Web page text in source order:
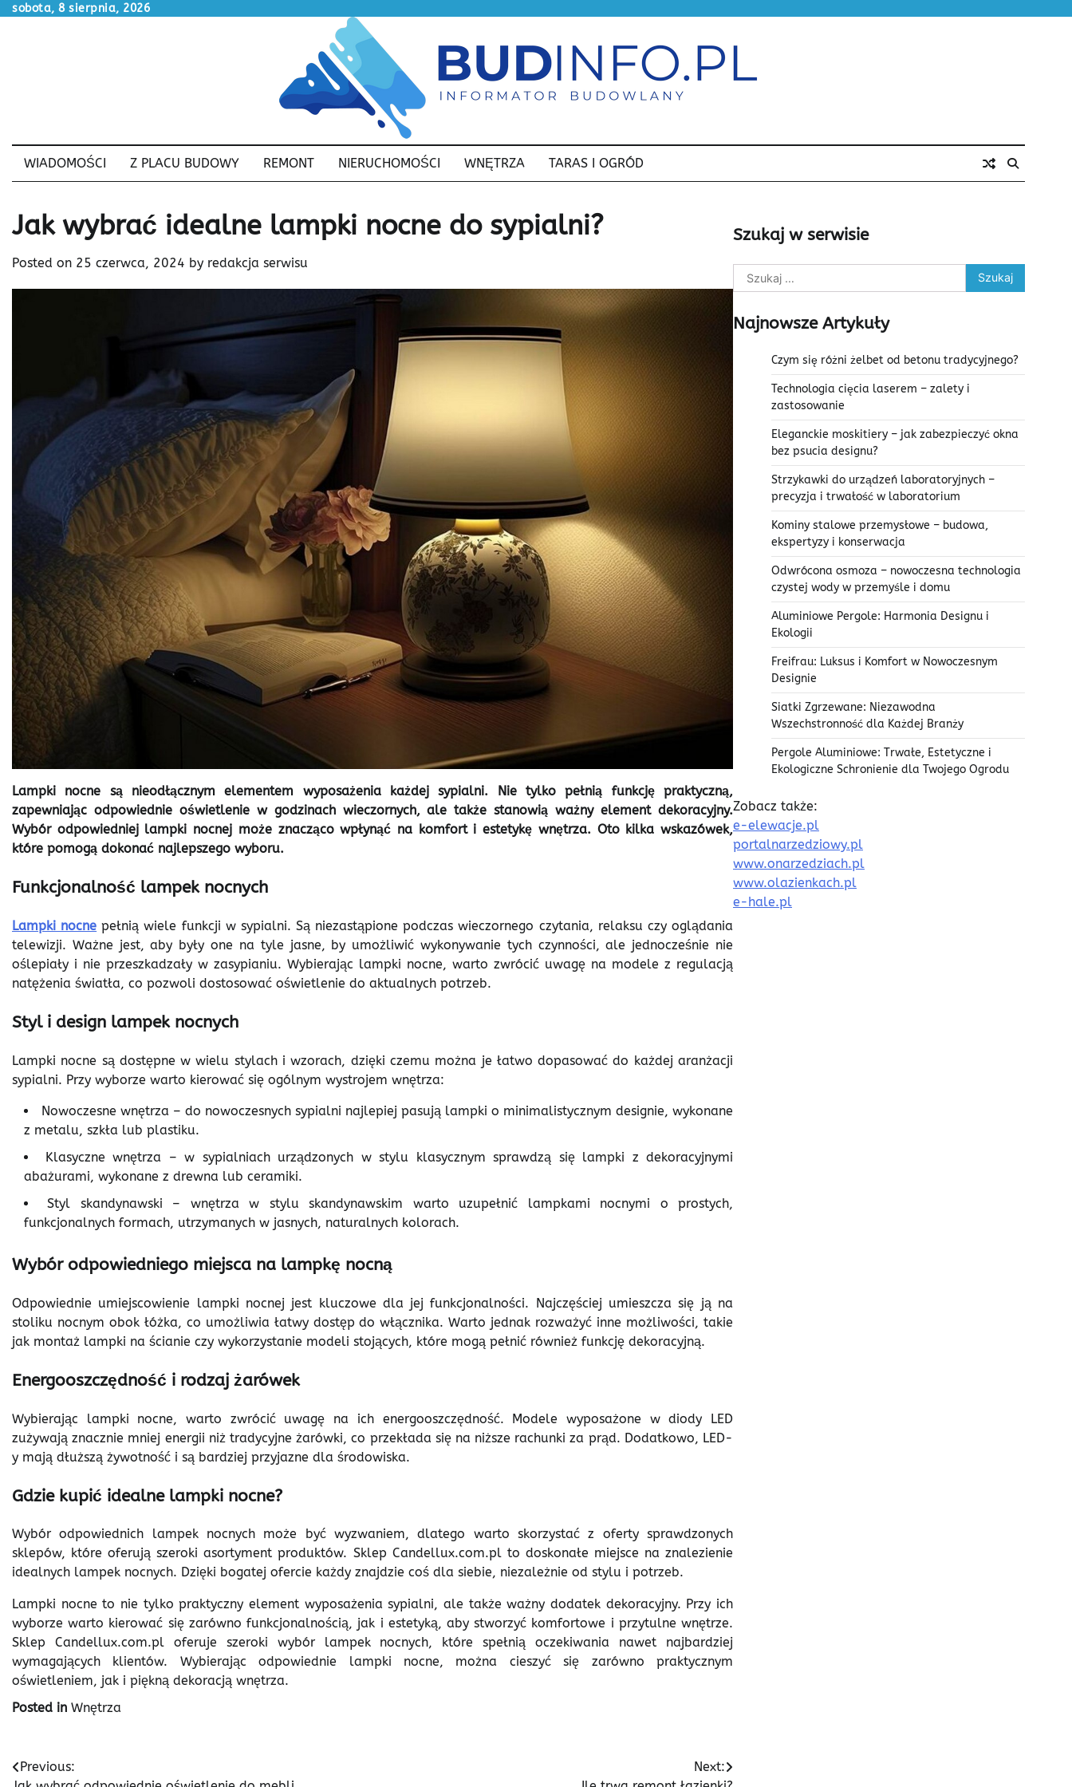
Skipsobota, 8 sierpnia, 2026
WIADOMOŚCI Z PLACU BUDOWY REMONT NIERUCHOMOŚCI WNĘTRZA TARAS I OGRÓD
Jak wybrać idealne lampki nocne do sypialni?
Posted on 25 czerwca, 2024 by redakcja serwisu
Lampki nocne są nieodłącznym elementem wyposażenia każdej sypialni. Nie tylko pełnią funkcję praktyczną,
zapewniając odpowiednie oświetlenie w godzinach wieczornych, ale także stanowią ważny element dekoracyjny.
Wybór odpowiedniej lampki nocnej może znacząco wpłynąć na komfort i estetykę wnętrza. Oto kilka wskazówek,
które pomogą dokonać najlepszego wyboru.
Funkcjonalność lampek nocnych
Lampki nocne pełnią wiele funkcji w sypialni. Są niezastąpione podczas wieczornego czytania, relaksu czy oglądania
telewizji. Ważne jest, aby były one na tyle jasne, by umożliwić wykonywanie tych czynności, ale jednocześnie nie
oślepiały i nie przeszkadzały w zasypianiu. Wybierając lampki nocne, warto zwrócić uwagę na modele z regulacją
natężenia światła, co pozwoli dostosować oświetlenie do aktualnych potrzeb.
Styl i design lampek nocnych
Lampki nocne są dostępne w wielu stylach i wzorach, dzięki czemu można je łatwo dopasować do każdej aranżacji
sypialni. Przy wyborze warto kierować się ogólnym wystrojem wnętrza:
Nowoczesne wnętrza – do nowoczesnych sypialni najlepiej pasują lampki o minimalistycznym designie, wykonane
z metalu, szkła lub plastiku.
Klasyczne wnętrza – w sypialniach urządzonych w stylu klasycznym sprawdzą się lampki z dekoracyjnymi
abażurami, wykonane z drewna lub ceramiki.
Styl skandynawski – wnętrza w stylu skandynawskim warto uzupełnić lampkami nocnymi o prostych,
funkcjonalnych formach, utrzymanych w jasnych, naturalnych kolorach.
Wybór odpowiedniego miejsca na lampkę nocną
Odpowiednie umiejscowienie lampki nocnej jest kluczowe dla jej funkcjonalności. Najczęściej umieszcza się ją na
stoliku nocnym obok łóżka, co umożliwia łatwy dostęp do włącznika. Warto jednak rozważyć inne możliwości, takie
jak montaż lampki na ścianie czy wykorzystanie modeli stojących, które mogą pełnić również funkcję dekoracyjną.
Energooszczędność i rodzaj żarówek
Wybierając lampki nocne, warto zwrócić uwagę na ich energooszczędność. Modele wyposażone w diody LED
zużywają znacznie mniej energii niż tradycyjne żarówki, co przekłada się na niższe rachunki za prąd. Dodatkowo, LED-
y mają dłuższą żywotność i są bardziej przyjazne dla środowiska.
Gdzie kupić idealne lampki nocne?
Wybór odpowiednich lampek nocnych może być wyzwaniem, dlatego warto skorzystać z oferty sprawdzonych
sklepów, które oferują szeroki asortyment produktów. Sklep Candellux.com.pl to doskonałe miejsce na znalezienie
idealnych lampek nocnych. Dzięki bogatej ofercie każdy znajdzie coś dla siebie, niezależnie od stylu i potrzeb.
Lampki nocne to nie tylko praktyczny element wyposażenia sypialni, ale także ważny dodatek dekoracyjny. Przy ich
wyborze warto kierować się zarówno funkcjonalnością, jak i estetyką, aby stworzyć komfortowe i przytulne wnętrze.
Sklep Candellux.com.pl oferuje szeroki wybór lampek nocnych, które spełnią oczekiwania nawet najbardziej
wymagających klientów. Wybierając odpowiednie lampki nocne, można cieszyć się zarówno praktycznym
oświetleniem, jak i piękną dekoracją wnętrza.
Posted in Wnętrza
Nawigacja
Previous:
Next:
Szukaj w serwisie
Szukaj:
Najnowsze Artykuły
Czym się różni żelbet od betonu tradycyjnego?
Technologia cięcia laserem – zalety i
zastosowanie
Eleganckie moskitiery – jak zabezpieczyć okna
bez psucia designu?
Strzykawki do urządzeń laboratoryjnych –
precyzja i trwałość w laboratorium
Kominy stalowe przemysłowe – budowa,
ekspertyzy i konserwacja
Odwrócona osmoza – nowoczesna technologia
czystej wody w przemyśle i domu
Aluminiowe Pergole: Harmonia Designu i
Ekologii
Freifrau: Luksus i Komfort w Nowoczesnym
Designie
Siatki Zgrzewane: Niezawodna
Wszechstronność dla Każdej Branży
Pergole Aluminiowe: Trwałe, Estetyczne i
Ekologiczne Schronienie dla Twojego Ogrodu
Zobacz także:
e-elewacje.pl
portalnarzedziowy.pl
www.onarzedziach.pl
www.olazienkach.pl
e-hale.pl